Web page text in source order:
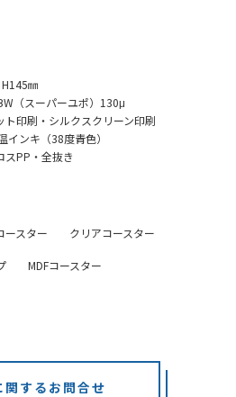
㎜
（スーパーユポ）130μ
ト印刷・シルクスクリーン印刷
インキ（38度青色）
スPP・全抜き
ースター クリアコースター
MDFコースター
関するお問合せ